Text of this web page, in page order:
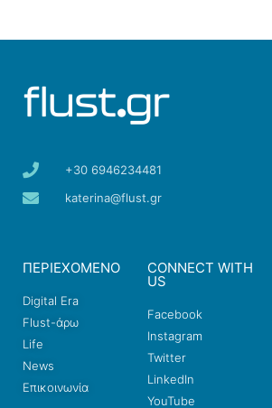
+30 6946234481
katerina@flust.gr
ΠΕΡΙΕΧΟΜΕΝΟ
Digital Era
Flust-άρω
Life
News
Επικοινωνία
CONNECT WITH
US
Facebook
Instagram
Twitter
LinkedIn
YouTube